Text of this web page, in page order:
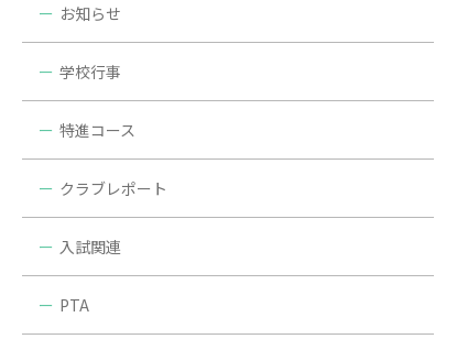
お知らせ
学校行事
特進コース
クラブレポート
入試関連
PTA